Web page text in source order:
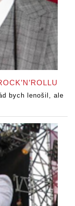
bych lenošil, ale